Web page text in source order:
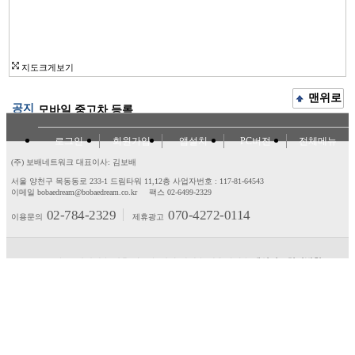
지도크게보기
공지 모바일 중고차 등록
맨위로
로그인 회원가입 앱설치 PC버전 전체메뉴
(주) 보배네트워크 대표이사: 김보배
서울 양천구 목동동로 233-1 드림타워 11,12층 사업자번호 : 117-81-64543
이메일 bobaedream@bobaedream.co.kr
팩스 02-6499-2329
이용문의 02-784-2329 제휴광고 070-4272-0114